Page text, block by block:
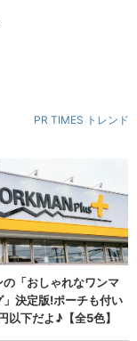
PR TIMES トレンド